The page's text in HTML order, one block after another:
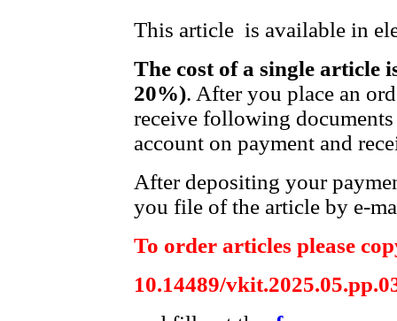
This article is available in
The cost of a single article
20%). After you place an
receive following
account on payment and
After depositing your
you file of the article by e-
To order articles please
10.14489/